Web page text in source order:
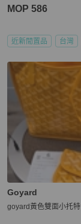
MOP 586
近新閒置品 台灣
Goyard
goyard黃色雙面小托特